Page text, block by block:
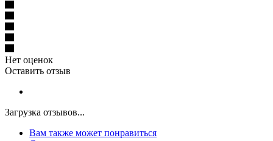
Нет оценок
Оставить отзыв
Загрузка отзывов...
Вам также может понравиться